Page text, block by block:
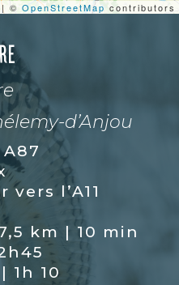
| © OpenStreetMap contributors
d’Anjou
l’A11
km | 10 min
1h 10